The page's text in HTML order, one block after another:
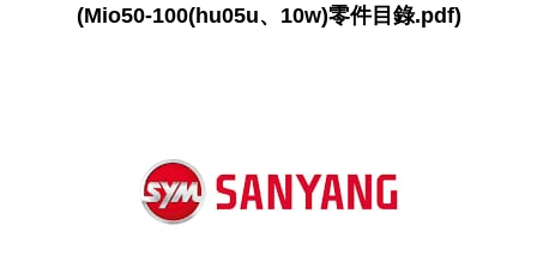
(Mio50-100(hu05u、10w)零件目錄.pdf)